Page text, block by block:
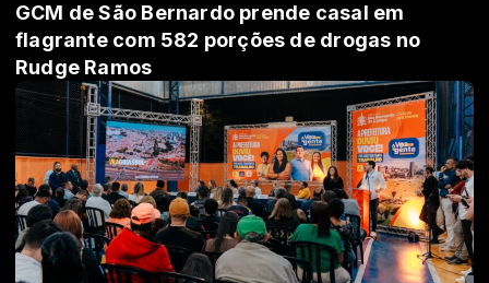
GCM de São Bernardo prende casal em
flagrante com 582 porções de drogas no
Rudge Ramos